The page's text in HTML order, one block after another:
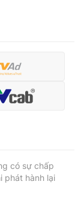
có sự chấp
phát hành lại